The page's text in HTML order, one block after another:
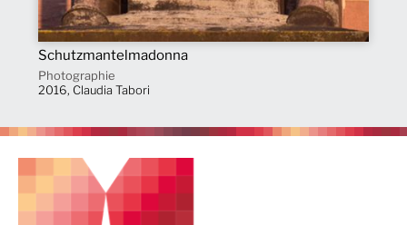
Schutzmantelmadonna
Photographie
2016, Claudia Tabori